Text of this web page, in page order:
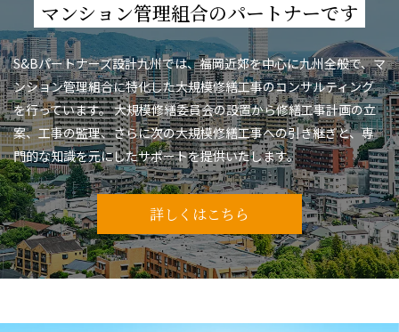
マンション管理組合のパートナーです
S&Bパートナーズ設計九州では、福岡近郊を中心に九州全般で、マ
ンション管理組合に特化した大規模修繕工事のコンサルティング
を行っています。 大規模修繕委員会の設置から修繕工事計画の立
案、工事の監理、さらに次の大規模修繕工事への引き継ぎと、専
門的な知識を元にしたサポートを提供いたします。
詳しくはこちら